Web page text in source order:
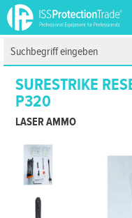
SURESTRIKE
P320
LASER AMMO